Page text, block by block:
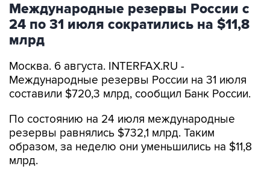
Международные резервы России с
24 по 31 июля сократились на $11,8
млрд
Москва. 6 августа. INTERFAX.RU -
Международные резервы России на 31 июля
составили $720,3 млрд, сообщил Банк России.
По состоянию на 24 июля международные
резервы равнялись $732,1 млрд. Таким
образом, за неделю они уменьшились на $11,8
млрд.